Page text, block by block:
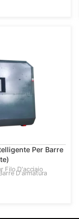
Per Barre
Filo D'acciaio
D'armatura